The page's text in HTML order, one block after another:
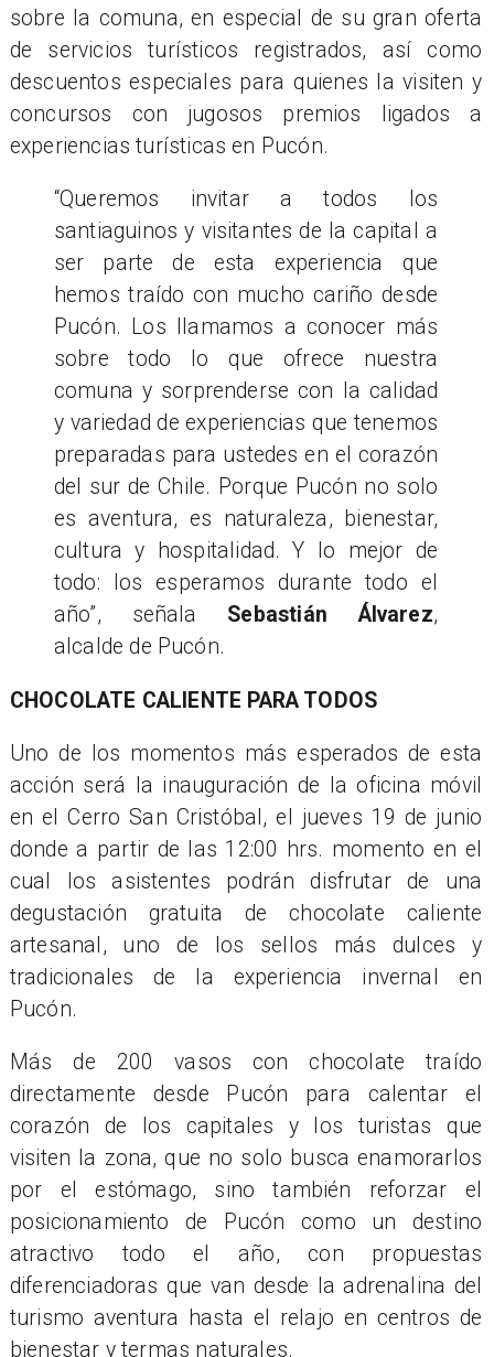
sobre la comuna, en especial de su gran oferta
de servicios turísticos registrados, así como
descuentos especiales para quienes la visiten y
concursos con jugosos premios ligados a
experiencias turísticas en Pucón.
“Queremos invitar a todos los
santiaguinos y visitantes de la capital a
ser parte de esta experiencia que
hemos traído con mucho cariño desde
Pucón. Los llamamos a conocer más
sobre todo lo que ofrece nuestra
comuna y sorprenderse con la calidad
y variedad de experiencias que tenemos
preparadas para ustedes en el corazón
del sur de Chile. Porque Pucón no solo
es aventura, es naturaleza, bienestar,
cultura y hospitalidad. Y lo mejor de
todo: los esperamos durante todo el
año”, señala Sebastián Álvarez,
alcalde de Pucón.
CHOCOLATE CALIENTE PARA TODOS
Uno de los momentos más esperados de esta
acción será la inauguración de la oficina móvil
en el Cerro San Cristóbal, el jueves 19 de junio
donde a partir de las 12:00 hrs. momento en el
cual los asistentes podrán disfrutar de una
degustación gratuita de chocolate caliente
artesanal, uno de los sellos más dulces y
tradicionales de la experiencia invernal en
Pucón.
Más de 200 vasos con chocolate traído
directamente desde Pucón para calentar el
corazón de los capitales y los turistas que
visiten la zona, que no solo busca enamorarlos
por el estómago, sino también reforzar el
posicionamiento de Pucón como un destino
atractivo todo el año, con propuestas
diferenciadoras que van desde la adrenalina del
turismo aventura hasta el relajo en centros de
bienestar y termas naturales.